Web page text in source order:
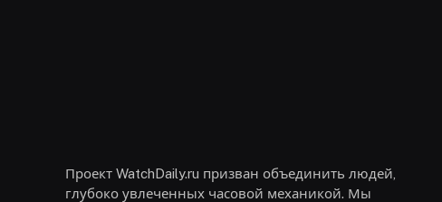
Проект WatchDaily.ru призван объединить людей,
глубоко увлеченных часовой механикой. Мы